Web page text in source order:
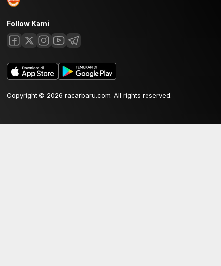
Follow Kami
Copyright © 2026 radarbaru.com. All rights reserved.